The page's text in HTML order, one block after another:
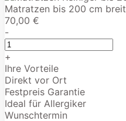
Matratzen bis 200 cm breit
70,00 €
-
+
Ihre Vorteile
Direkt vor Ort
Festpreis Garantie
Ideal für Allergiker
Wunschtermin